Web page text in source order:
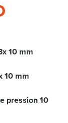
10 mm
10 mm
pression 10